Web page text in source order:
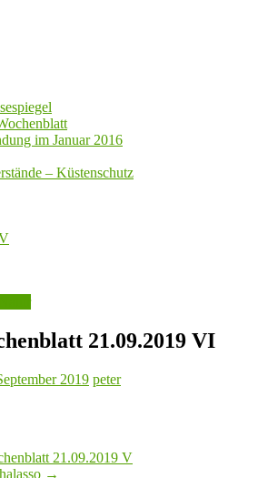
im Januar 2016
– Küstenschutz
21.09.2019 VI
2019 peter
21.09.2019 V
→